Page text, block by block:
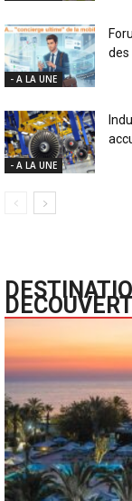
- A LA UNE
des
- A LA UNE